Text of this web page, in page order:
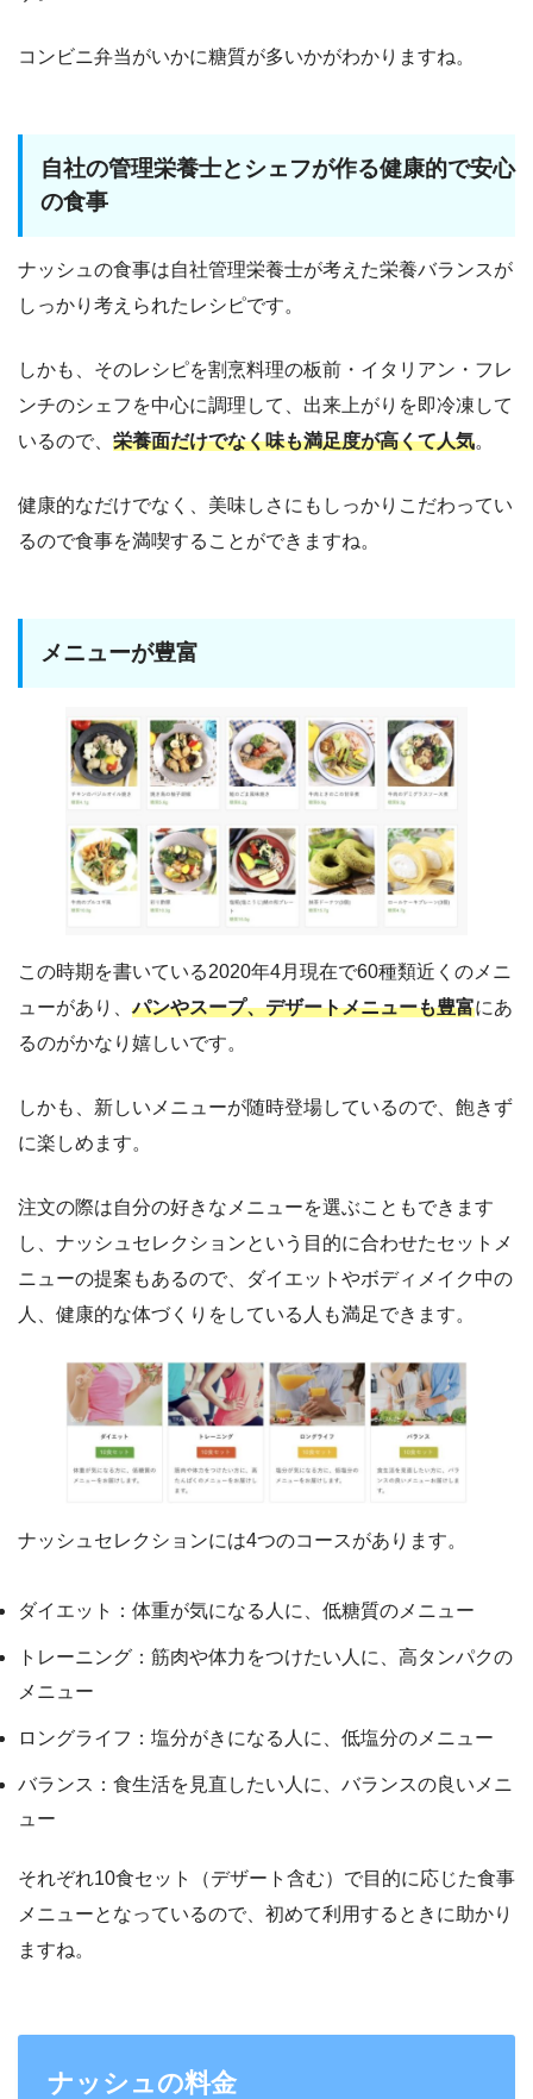
コンビニ弁当がいかに糖質が多いかがわかりますね。
自社の管理栄養士とシェフが作る健康的で安心
の食事
ナッシュの食事は自社管理栄養士が考えた栄養バランスが
しっかり考えられたレシピです。
しかも、そのレシピを割烹料理の板前・イタリアン・フレ
ンチのシェフを中心に調理して、出来上がりを即冷凍して
いるので、 栄養面だけでなく味も満足度が高くて人気。
健康的なだけでなく、美味しさにもしっかりこだわってい
るので食事を満喫することができますね。
メニューが豊富
この時期を書いている2020年4月現在で60種類近くのメニ
ューがあり、パンやスープ、デザートメニューも豊富にあ
るのがかなり嬉しいです。
しかも、新しいメニューが随時登場しているので、飽きず
に楽しめます。
注文の際は自分の好きなメニューを選ぶこともできます
し、ナッシュセレクションという目的に合わせたセットメ
ニューの提案もあるので、ダイエットやボディメイク中の
人、健康的な体づくりをしている人も満足できます。
ナッシュセレクションには4つのコースがあります。
ダイエット：体重が気になる人に、低糖質のメニュー
トレーニング：筋肉や体力をつけたい人に、高タンパクの
メニュー
ロングライフ：塩分がきになる人に、低塩分のメニュー
バランス：食生活を見直したい人に、バランスの良いメニ
ュー
それぞれ10食セット（デザート含む）で目的に応じた食事
メニューとなっているので、初めて利用するときに助かり
ますね。
ナッシュの料金